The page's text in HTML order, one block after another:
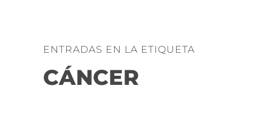
ENTRADAS EN LA ETIQUETA
CÁNCER